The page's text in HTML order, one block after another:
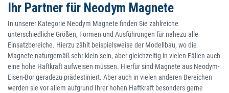
Ihr Partner für Neodym Magnete
In unserer Kategorie Neodym Magnete finden Sie zahlreiche
unterschiedliche Größen, Formen und Ausführungen für nahezu alle
Einsatzbereiche. Hierzu zählt beispielsweise der Modellbau, wo die
Magnete naturgemäß sehr klein sein, aber gleichzeitig in vielen Fällen auch
eine hohe Haftkraft aufweisen müssen. Hierfür sind Magnete aus Neodym-
Eisen-Bor geradezu prädestiniert. Aber auch in vielen anderen Bereichen
werden sie vor allem aufgrund Ihrer hohen Haftkraft besonders gerne